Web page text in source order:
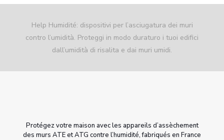
Help Humidité: dispositivi per l’asciugatura dei muri
contro l’umidità. Proteggi in modo duraturo i tuoi edifici
dall’umidità di risalita e dai muri umidi.
Protégez votre maison avec les appareils d’assèchement
des murs ATE et ATG contre l’humidité, fabriqués en France